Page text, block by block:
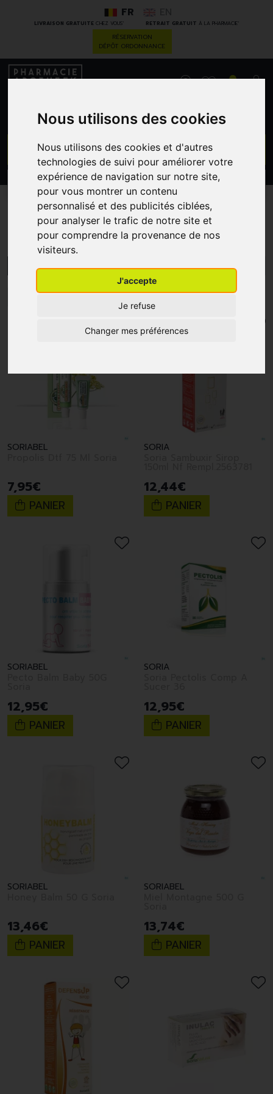
Nous utilisons des cookies
Nous utilisons des cookies et d'autres
technologies de suivi pour améliorer votre
expérience de navigation sur notre site,
pour vous montrer un contenu
personnalisé et des publicités ciblées,
pour analyser le trafic de notre site et
pour comprendre la provenance de nos
visiteurs.
J'accepte
Je refuse
Changer mes préférences
LIVRAISON GRATUITECHEZ VOUS* RETRAIT GRATUIT À LA PHARMACIE *
FR
RÉSERVATION
DÉPÔT ORDONNANCE
CATÉGORIES PROMOS
Soria
MENU/FILTRES
2
SORIABEL
7,95€
PANIER
SORIA
12,44€
PANIER
SORIABEL
12,95€
PANIER
SORIA
12,95€
PANIER
SORIABEL
13,46€
PANIER
SORIABEL
13,74€
PANIER